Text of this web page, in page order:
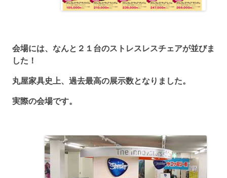
会場には、なんと２１台のストレスレスチェアが並びま
した！
丸屋家具史上、過去最高の展示数となりました。
実際の会場です。